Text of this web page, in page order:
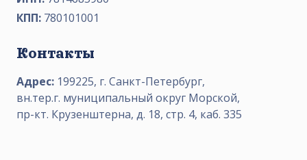
КПП: 780101001
Контакты
Адрес: 199225, г. Санкт-Петербург,
вн.тер.г. муниципальный округ Морской,
пр-кт. Крузенштерна, д. 18, стр. 4, каб. 335